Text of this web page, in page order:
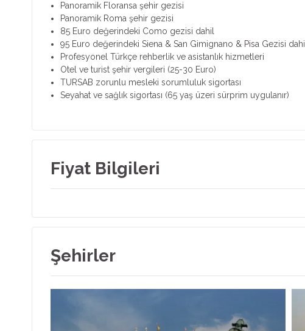
Panoramik Floransa şehir gezisi
Panoramik Roma şehir gezisi
85 Euro değerindeki Como gezisi dahil
95 Euro değerindeki Siena & San Gimignano & Pisa Gezisi dahil
Profesyonel Türkçe rehberlik ve asistanlık hizmetleri
Otel ve turist şehir vergileri (25-30 Euro)
TURSAB zorunlu mesleki sorumluluk sigortası
Seyahat ve sağlık sigortası (65 yaş üzeri sürprim uygulanır)
Fiyat Bilgileri
Şehirler